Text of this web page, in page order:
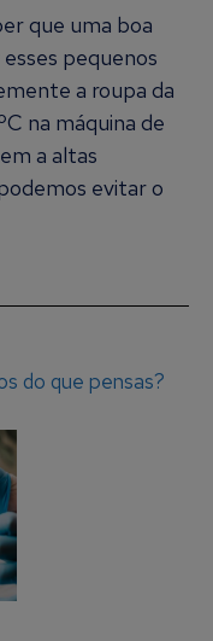
que uma boa
pequenos
a roupa da
na máquina de
a altas
evitar o
do que pensas?